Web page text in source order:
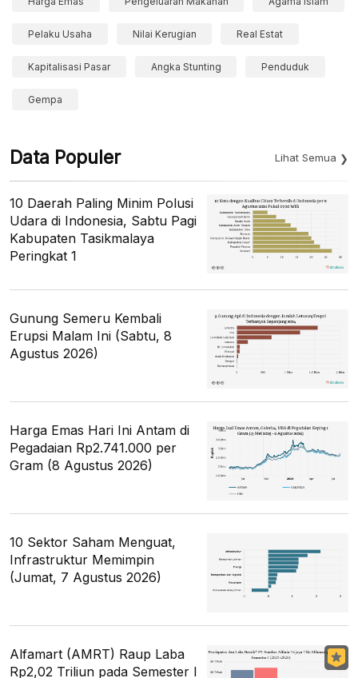
Pelaku Usaha Nilai Kerugian Real Estat
Kapitalisasi Pasar Angka Stunting Penduduk
Gempa
Data Populer Lihat Semua
10 Daerah Paling Minim Polusi
Udara di Indonesia, Sabtu Pagi
Kabupaten Tasikmalaya
Peringkat 1
Gunung Semeru Kembali
Erupsi Malam Ini (Sabtu, 8
Agustus 2026)
Harga Emas Hari Ini Antam di
Pegadaian Rp2.741.000 per
Gram (8 Agustus 2026)
10 Sektor Saham Menguat,
Infrastruktur Memimpin
(Jumat, 7 Agustus 2026)
Alfamart (AMRT) Raup Laba
Rp2,02 Triliun pada Semester I